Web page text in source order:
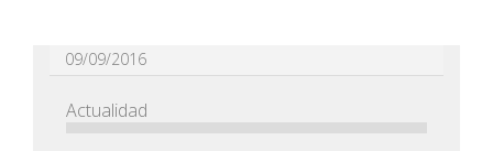
09/09/2016
Actualidad